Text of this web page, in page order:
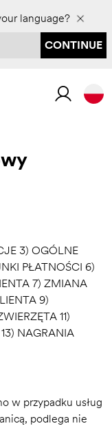
language?
CONTINUE
3) OGÓLNE
PŁATNOŚCI 6)
7) ZMIANA
9)
11)
NAGRANIA
w przypadku usług
podlega nie